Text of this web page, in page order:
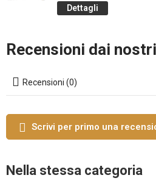
Dettagli
Recensioni dai
Recensioni (0)
Scrivi per primo una
Nella stessa categoria